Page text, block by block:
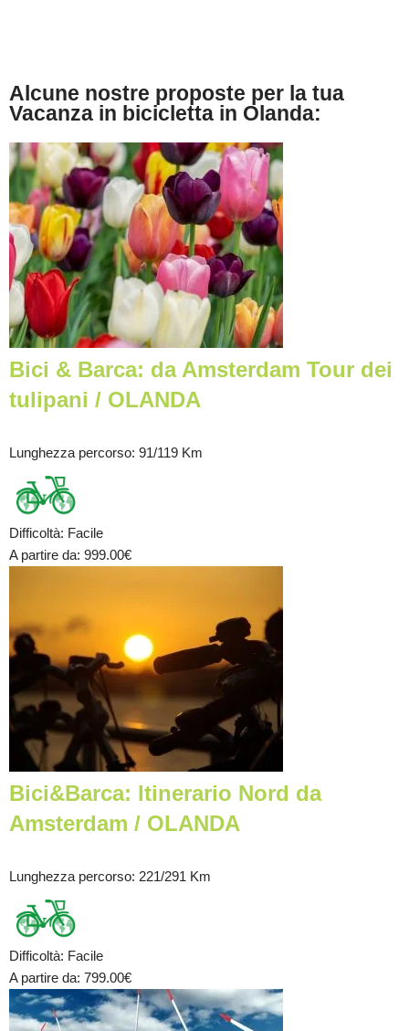
Alcune nostre proposte per la tua
Vacanza in bicicletta in Olanda:
Bici & Barca: da Amsterdam Tour dei
tulipani / OLANDA
Lunghezza percorso: 91/119 Km
Difficoltà: Facile
A partire da: 999.00€
Bici&Barca: Itinerario Nord da
Amsterdam / OLANDA
Lunghezza percorso: 221/291 Km
Difficoltà: Facile
A partire da: 799.00€